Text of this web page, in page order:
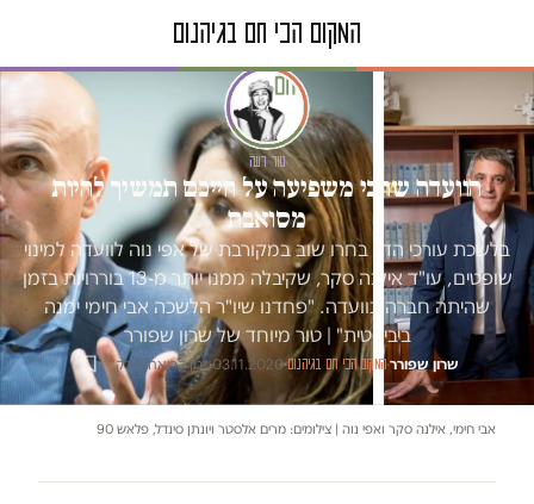
טור דעה
הוועדה שהכי משפיעה על חייכם תמשיך להיות
מסואבת
עורכי הדין בחרו שוב במקורבת של אפי נוה לוועדה למינוי
שופטים, עו"ד אילנה סקר, שקיבלה ממנו יותר מ-13 בוררויות בזמן
שהיתה חברה בוועדה. "פחדנו שיו"ר הלשכה אבי חימי ימנה
ביביסטית" | טור מיוחד של שרון שפורר
שרון שפורר·המקום הכי חם בגיהנום·
03.11.2020
·זמן קריאה 8 דק׳
אבי חימי, אילנה סקר ואפי נוה | צילומים: מרים אלסטר ויונתן סינדל, פלאש 90